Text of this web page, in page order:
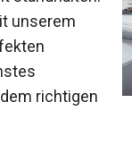
unserem
richtigen